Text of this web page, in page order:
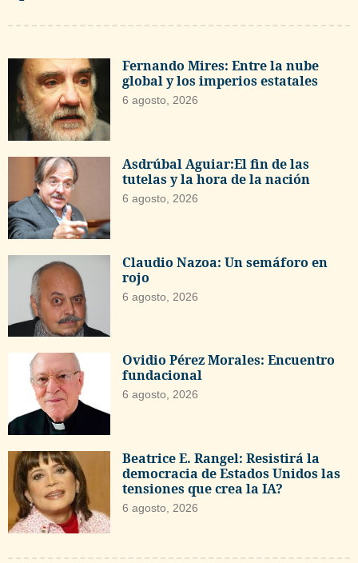
Fernando Mires: Entre la nube
global y los imperios estatales
6 agosto, 2026
Asdrúbal Aguiar:El fin de las
tutelas y la hora de la nación
6 agosto, 2026
Claudio Nazoa: Un semáforo en
rojo
6 agosto, 2026
Ovidio Pérez Morales: Encuentro
fundacional
6 agosto, 2026
Beatrice E. Rangel: Resistirá la
democracia de Estados Unidos las
tensiones que crea la IA?
6 agosto, 2026